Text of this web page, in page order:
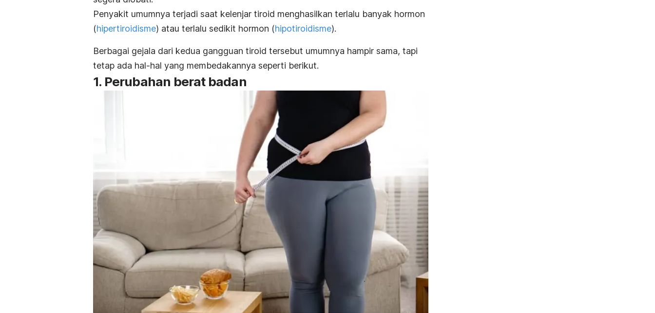
Penyakit umumnya terjadi saat kelenjar tiroid menghasilkan terlalu banyak hormon
(hipertiroidisme) atau terlalu sedikit hormon (hipotiroidisme).
Berbagai gejala dari kedua gangguan tiroid tersebut umumnya hampir sama, tapi
tetap ada hal-hal yang membedakannya seperti berikut.
1. Perubahan berat badan